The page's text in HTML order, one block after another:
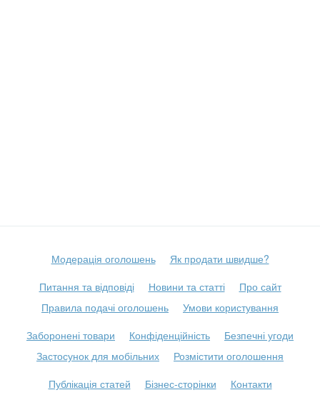
Модерація оголошень
Як продати швидше?
Питання та відповіді
Новини та статті
Про сайт
Правила подачі оголошень
Умови користування
Заборонені товари
Конфіденційність
Безпечні угоди
Застосунок для мобільних
Розмістити оголошення
Публікація статей
Бізнес-сторінки Контакти